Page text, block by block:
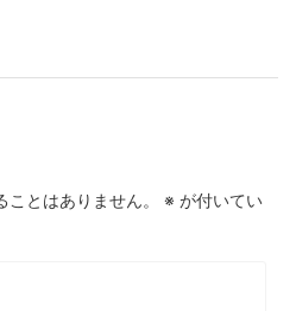
とはありません。 ※ が付いてい